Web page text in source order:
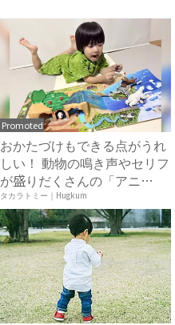
Promoted
おかたづけもできる点がうれ
しい！ 動物の鳴き声やセリフ
が盛りだくさんの「アニ
ア ...
タカラトミー｜Hugkum